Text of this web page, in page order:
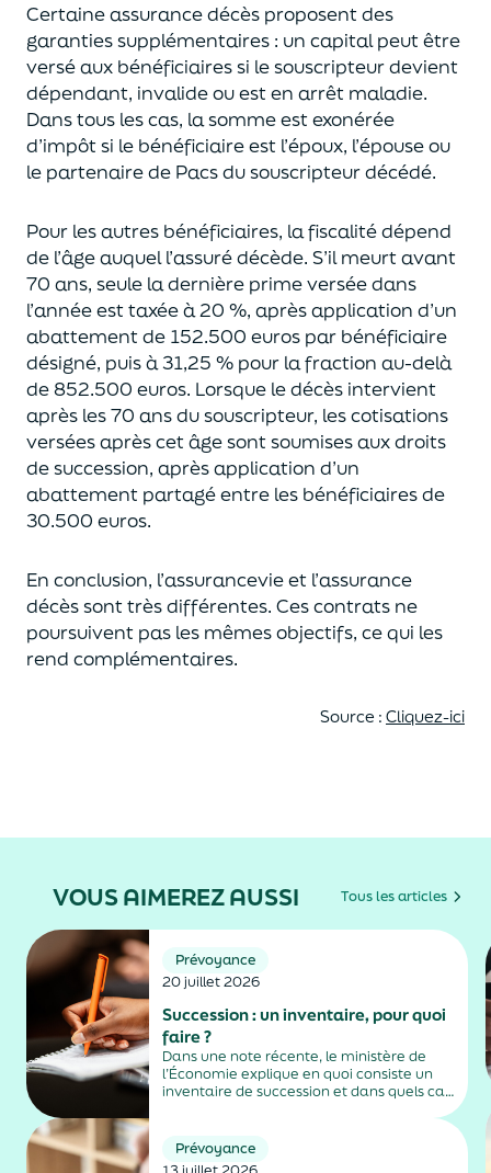
Certaine assurance décès proposentdes
garanties supplémentaires : un capitalpeut être
versé aux bénéficiaires si le souscripteur devient
dépendant, invalide ouest en arrêt maladie.
Dans tous les cas, la somme est exonérée
d’impôt si le bénéficiaire est l’époux, l’épouse ou
le partenaire de Pacsdu souscripteur décédé.
Pour les autres bénéficiaires, la fiscalité dépend
de l’âgeauquell’assuré décède. S’il meurt avant
70 ans, seule la dernière prime versée dans
l’année esttaxée à 20 %, après application d’un
abattement de 152.500 euros par bénéficiaire
désigné, puis à 31,25 % pour la fraction au-delà
de852.500 euros. Lorsque le décès intervient
après les 70 ans du souscripteur, les cotisations
versées après cet âge sont soumises aux droits
de succession, après application d’un
abattement partagé entre les bénéficiaires de
30.500 euros.
En conclusion, l’assurancevie et l’assurance
décès sont très différentes. Ces contrats ne
poursuivent pas les mêmes objectifs, ce qui les
rend complémentaires.
Source : Cliquez-ici
VOUS AIMEREZ AUSSI Tous les articles
Prévoyance
20 juillet 2026
Succession : un inventaire, pour quoi
faire ?
Dans une note récente, le ministère de
l’Économie explique en quoi consiste un
inventaire de succession et dans quels cas
Prévoyance